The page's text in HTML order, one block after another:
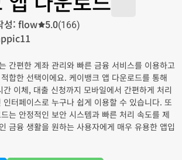
성: flow
5.0(166)
간편한 계좌 관리와 빠른 금융 서비스를 이용하고
합한 선택이에요. 케이뱅크 앱 다운로드를 통해
이체, 대출 신청까지 모바일에서 간편하게 처리
터페이스로 누구나 쉽게 이용할 수 있습니다. 또
는 안정적인 보안 시스템과 빠른 처리 속도를 제
금융 생활을 원하는 사용자에게 매우 유용한 앱입